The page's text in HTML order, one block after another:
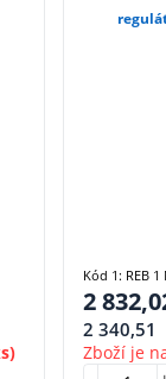
2
2 340,51
Zboží je
Kód 1: REB 1